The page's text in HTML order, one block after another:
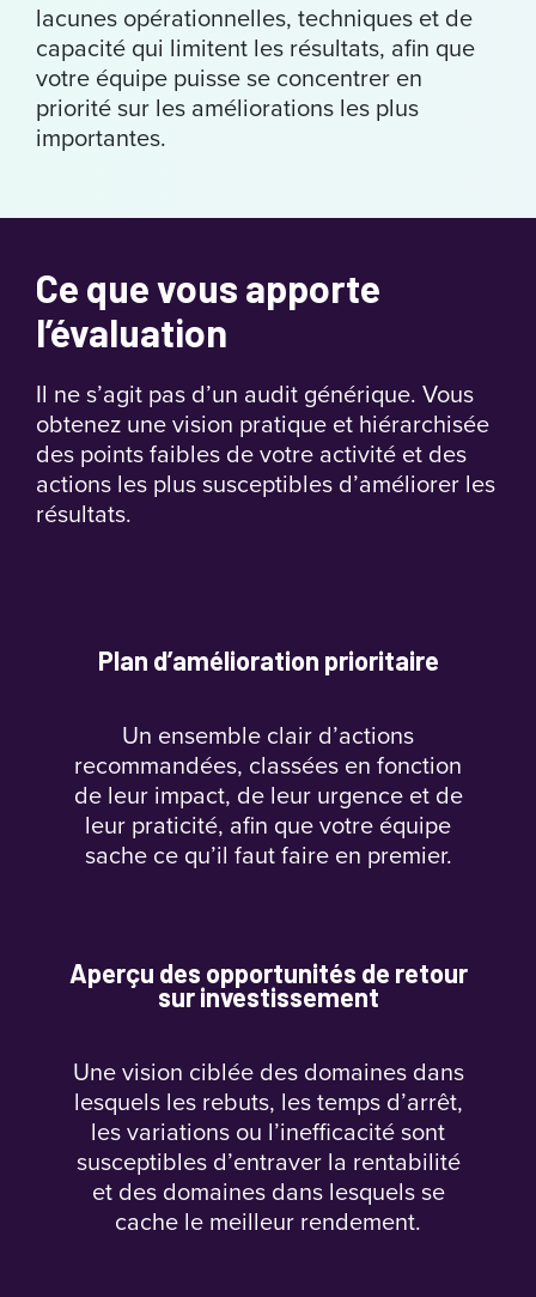
lacunes opérationnelles, techniques et de
capacité qui limitent les résultats, afin que
votre équipe puisse se concentrer en
priorité sur les améliorations les plus
importantes.
Ce que vous apporte
l’évaluation
Il ne s’agit pas d’un audit générique. Vous
obtenez une vision pratique et hiérarchisée
des points faibles de votre activité et des
actions les plus susceptibles d’améliorer les
résultats.
Plan d’amélioration prioritaire
Un ensemble clair d’actions
recommandées, classées en fonction
de leur impact, de leur urgence et de
leur praticité, afin que votre équipe
sache ce qu’il faut faire en premier.
Aperçu des opportunités de retour
sur investissement
Une vision ciblée des domaines dans
lesquels les rebuts, les temps d’arrêt,
les variations ou l’inefficacité sont
susceptibles d’entraver la rentabilité
et des domaines dans lesquels se
cache le meilleur rendement.